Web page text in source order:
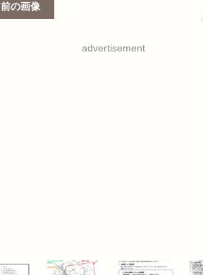
前の画像
advertisement